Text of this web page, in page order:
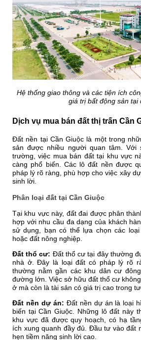
Hệ thống giao thông và các tiện ích
giá trị bất động sản tại
Dịch vụ mua bán đất thị trấn Cần
Đất nền tại Cần Giuộc là một trong
sản được nhiều người quan tâm. Với
trường, việc mua bán đất tại khu vực
càng phổ biến. Các lô đất nền được
pháp lý rõ ràng, phù hợp cho việc xây
sinh lời.
Phân loại đất tại Cần Giuộc
Tại khu vực này, đất đai được phân
hợp với nhu cầu đa dạng của khách
sử dụng, bạn có thể lựa chọn các
hoặc đất nông nghiệp.
Đất thổ cư: Đất thổ cư tại đây thường
nhà ở. Đây là loại đất có pháp lý rõ
thường nằm gần các khu dân cư
đường lớn. Việc sở hữu đất thổ cư
ở mà còn là tài sản có giá trị cao trong
Đất nền dự án: Đất nền dự án là loại
biến tại Cần Giuộc. Những lô đất này
khu vực đã được quy hoạch, có hạ
ích xung quanh đầy đủ. Đầu tư vào đất
hẹn tiềm năng sinh lời cao.